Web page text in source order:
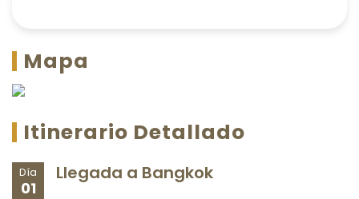
Mapa
Itinerario Detallado
Día
01
Llegada a Bangkok